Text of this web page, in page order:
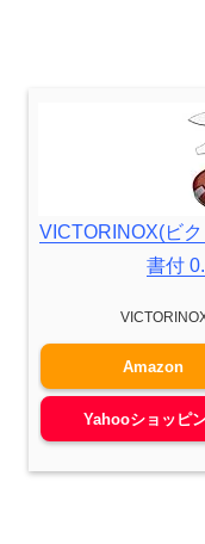
VICTORINOX(ビ
書付
Amazon
Yahooショッピ